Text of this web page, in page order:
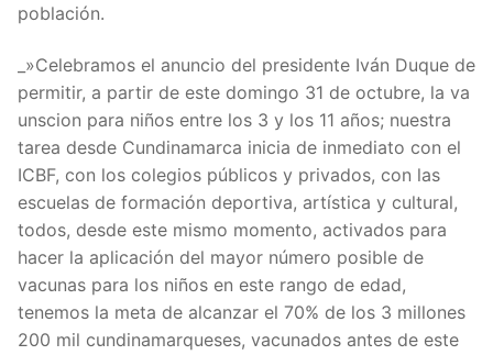
población.
_»Celebramos el anuncio del presidente Iván Duque de
permitir, a partir de este domingo 31 de octubre, la va
unscion para niños entre los 3 y los 11 años; nuestra
tarea desde Cundinamarca inicia de inmediato con el
ICBF, con los colegios públicos y privados, con las
escuelas de formación deportiva, artística y cultural,
todos, desde este mismo momento, activados para
hacer la aplicación del mayor número posible de
vacunas para los niños en este rango de edad,
tenemos la meta de alcanzar el 70% de los 3 millones
200 mil cundinamarqueses, vacunados antes de este